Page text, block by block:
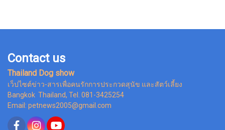
Contact us
Thailand Dog show
เว็ปไซต์ข่าว-สารเพื่อคนรักการประกวดสุนัข และสัตว์เลี้ยง
Bangkok Thailand, Tel. 081-3425254
Email: petnews2005@gmail.com